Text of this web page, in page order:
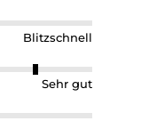
Blitzschnell
Sehr gut